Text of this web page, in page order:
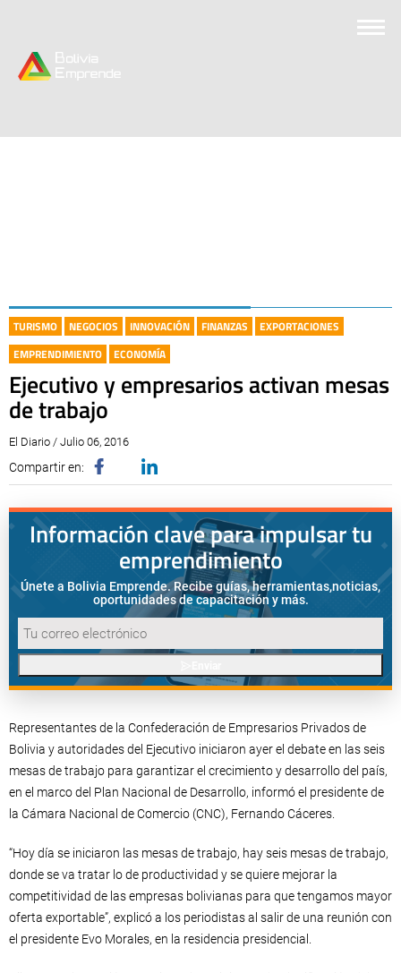
TURISMO NEGOCIOS INNOVACIÓN FINANZAS
EXPORTACIONES
EMPRENDIMIENTO
ECONOMÍA
Ejecutivo y empresarios activan mesas
de trabajo
El Diario / Julio 06, 2016
Compartir en:
Información clave para impulsar tu
emprendimiento
Únete a Bolivia Emprende. Recibe guías, herramientas,noticias,
oportunidades de capacitación y más.
Representantes de la Confederación de Empresarios Privados de
Bolivia y autoridades del Ejecutivo iniciaron ayer el debate en las seis
mesas de trabajo para garantizar el crecimiento y desarrollo del país,
en el marco del Plan Nacional de Desarrollo, informó el presidente de
la Cámara Nacional de Comercio (CNC), Fernando Cáceres.
“Hoy día se iniciaron las mesas de trabajo, hay seis mesas de trabajo,
donde se va tratar lo de productividad y se quiere mejorar la
competitividad de las empresas bolivianas para que tengamos mayor
oferta exportable”, explicó a los periodistas al salir de una reunión con
el presidente Evo Morales, en la residencia presidencial.